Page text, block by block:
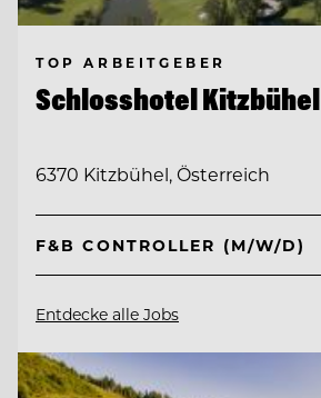
TOP ARBEITGEBER
Schlosshotel Kitzbühel
6370 Kitzbühel, Österreich
F&B CONTROLLER (M/W/D)
Entdecke alle Jobs